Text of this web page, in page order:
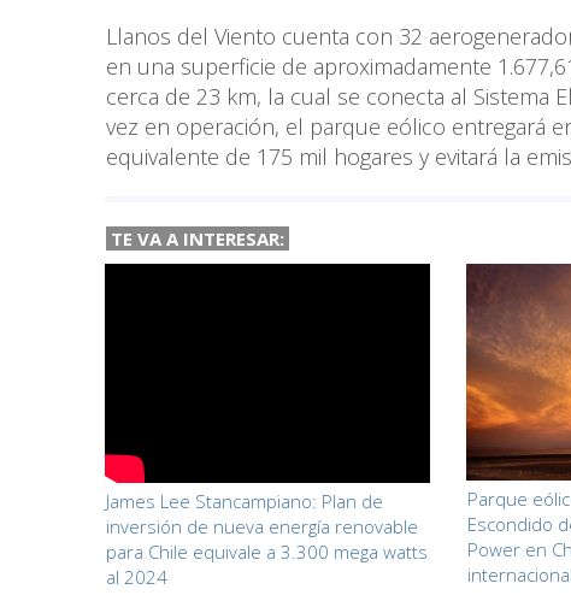
Llanos del Viento cuenta con 32
en una superficie de aproximadamente
cerca de 23 km, la cual se conecta al Sistema
vez en operación, el parque eólico entregará
equivalente de 175 mil hogares y evitará la
TE VA A INTERESAR:
James Lee Stancampiano: Plan de
inversión de nueva energía renovable
para Chile equivale a 3.300 mega watts
al 2024
Parque
Escondido
Power en